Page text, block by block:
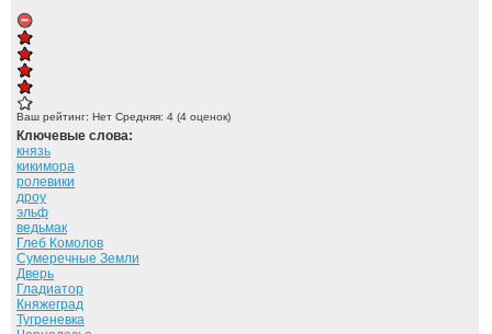
Ваш рейтинг: Нет Средняя: 4 (4 оценок)
Ключевые слова:
князь
кикимора
ролевики
дроу
эльф
ведьмак
Глеб Комолов
Сумеречные Земли
Дверь
Гладиатор
Княжеград
Тугреневка